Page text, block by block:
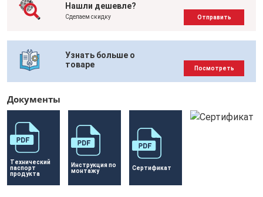
Нашли дешевле?
Сделаем скидку Отправить
Узнать больше о
товаре
Посмотреть
Документы
Технический
паспорт
продукта
Инструкция по
монтажу
Сертификат